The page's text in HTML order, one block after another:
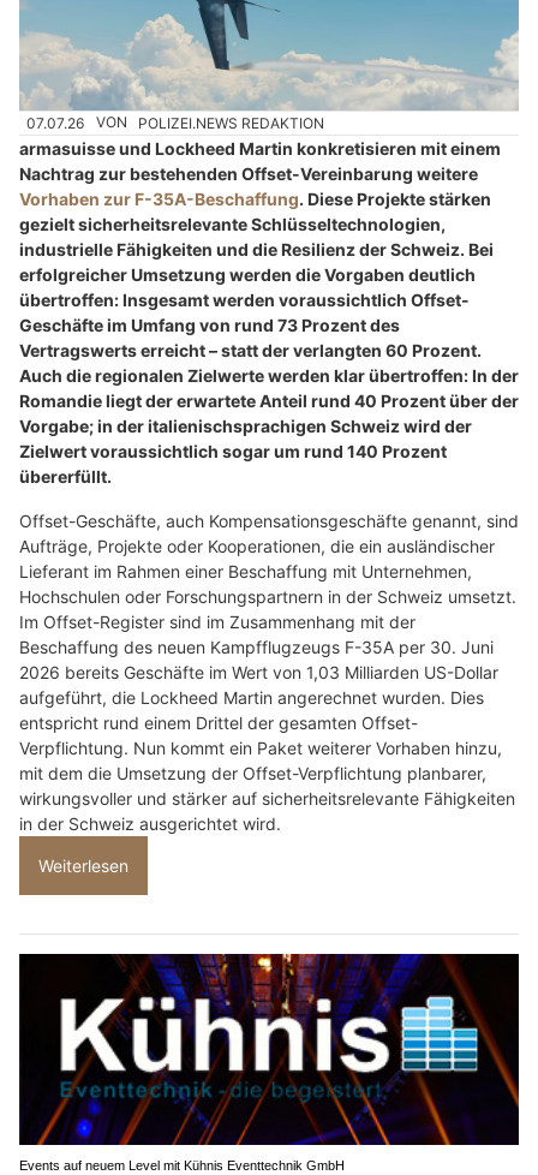
07.07.26 VON POLIZEI.NEWS REDAKTION
armasuisse und Lockheed Martin konkretisieren mit einem
Nachtrag zur bestehenden Offset-Vereinbarung weitere
Vorhaben zur F-35A-Beschaffung. Diese Projekte stärken
gezielt sicherheitsrelevante Schlüsseltechnologien,
industrielle Fähigkeiten und die Resilienz der Schweiz. Bei
erfolgreicher Umsetzung werden die Vorgaben deutlich
übertroffen: Insgesamt werden voraussichtlich Offset-
Geschäfte im Umfang von rund 73 Prozent des
Vertragswerts erreicht – statt der verlangten 60 Prozent.
Auch die regionalen Zielwerte werden klar übertroffen: In der
Romandie liegt der erwartete Anteil rund 40 Prozent über der
Vorgabe; in der italienischsprachigen Schweiz wird der
Zielwert voraussichtlich sogar um rund 140 Prozent
übererfüllt.
Offset-Geschäfte, auch Kompensationsgeschäfte genannt, sind
Aufträge, Projekte oder Kooperationen, die ein ausländischer
Lieferant im Rahmen einer Beschaffung mit Unternehmen,
Hochschulen oder Forschungspartnern in der Schweiz umsetzt.
Im Offset-Register sind im Zusammenhang mit der
Beschaffung des neuen Kampfflugzeugs F-35A per 30. Juni
2026 bereits Geschäfte im Wert von 1,03 Milliarden US-Dollar
aufgeführt, die Lockheed Martin angerechnet wurden. Dies
entspricht rund einem Drittel der gesamten Offset-
Verpflichtung. Nun kommt ein Paket weiterer Vorhaben hinzu,
mit dem die Umsetzung der Offset-Verpflichtung planbarer,
wirkungsvoller und stärker auf sicherheitsrelevante Fähigkeiten
in der Schweiz ausgerichtet wird.
Weiterlesen
Events auf neuem Level mit Kühnis Eventtechnik GmbH